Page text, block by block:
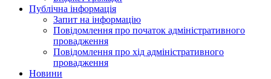
Публічна інформація
Запит на інформацію
Повідомлення про початок адміністративного
провадження
Повідомлення про хід адміністративного
провадження
Новини